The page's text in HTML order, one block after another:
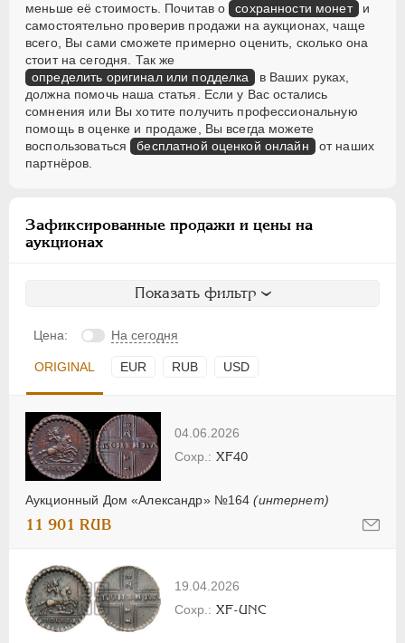
меньше её стоимость. Почитав о сохранности монет и
самостоятельно проверив продажи на аукционах, чаще
всего, Вы сами сможете примерно оценить, сколько она
стоит на сегодня. Так же
определить оригинал или подделка
в Ваших руках,
должна помочь наша статья. Если у Вас остались
сомнения или Вы хотите получить профессиональную
помощь в оценке и продаже, Вы всегда можете
воспользоваться бесплатной оценкой онлайн от наших
партнёров.
Зафиксированные продажи и цены на
аукционах
Показать фильтр
Цена: На сегодня
ORIGINAL EUR RUB USD
04.06.2026
Аукционный Дом «Александр» №164(интернет)
XF40
11 901 RUB
19.04.2026
XF-UNC